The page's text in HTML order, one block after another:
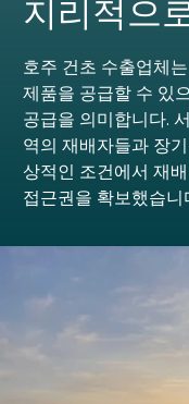
지리적으
호주 건초 수출업체
제품을 공급할 수 있
공급을 의미합니다.
역의 재배자들과 장
상적인 조건에서 재
접근권을 확보했습니